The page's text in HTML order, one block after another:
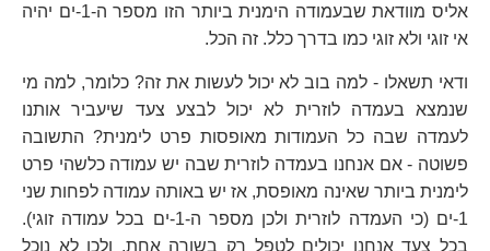
אליס מוודאת שבעמודה הימנית ביותר הזו מספר ה-1-ים יהיה
אי זוגי ולא זוגי כמו בדרך כלל. זה הכל.
ודאי תשאלו - למה בוב לא יכול לעשות את זה? כלומר, למה מי
שנמצא בעמדה לוזרית לא יכול לבצע צעד שיעביר אותנו
לעמדה שבה כל העמודות מאופסות פרט לימנית? התשובה
פשוטה - אם אנחנו בעמדה לוזרית שבה יש עמודה כלשהי פרט
לימנית ביותר שאינה מאופסת, אז יש באותה עמודה לפחות שני
1-ים (כי העמדה לוזרית ולכן מספר ה-1-ים בכל עמודה זוגי).
בכל צעד אנחנו יכולים לטפל רק בשורה אחת, ולכן לא נוכל